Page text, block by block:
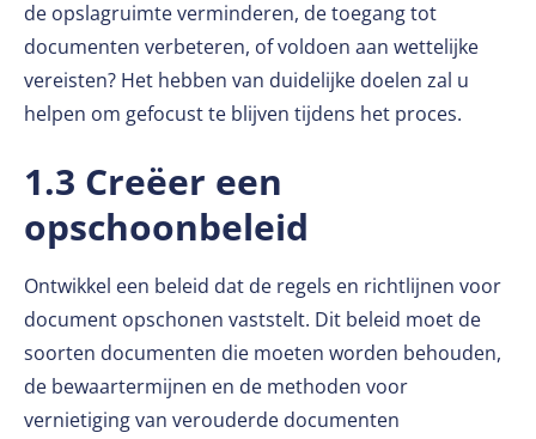
de opslagruimte verminderen, de toegang tot
documenten verbeteren, of voldoen aan wettelijke
vereisten? Het hebben van duidelijke doelen zal u
helpen om gefocust te blijven tijdens het proces.
1.3 Creëer een
opschoonbeleid
Ontwikkel een beleid dat de regels en richtlijnen voor
document opschonen vaststelt. Dit beleid moet de
soorten documenten die moeten worden behouden,
de bewaartermijnen en de methoden voor
vernietiging van verouderde documenten